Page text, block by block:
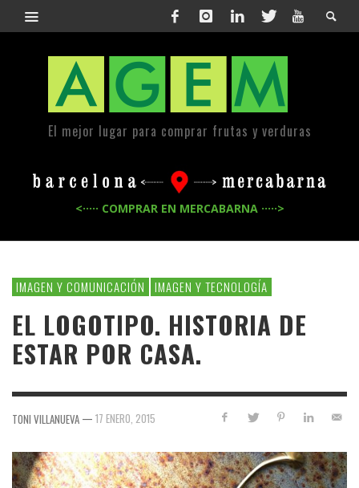
El mejor lugar para comprar frutas y verduras
<····· COMPRAR EN MERCABARNA ·····>
IMAGEN Y COMUNICACIÓN IMAGEN Y TECNOLOGÍA
EL LOGOTIPO. HISTORIA DE
ESTAR POR CASA.
TONI VILLANUEVA — 17 ENERO, 2015